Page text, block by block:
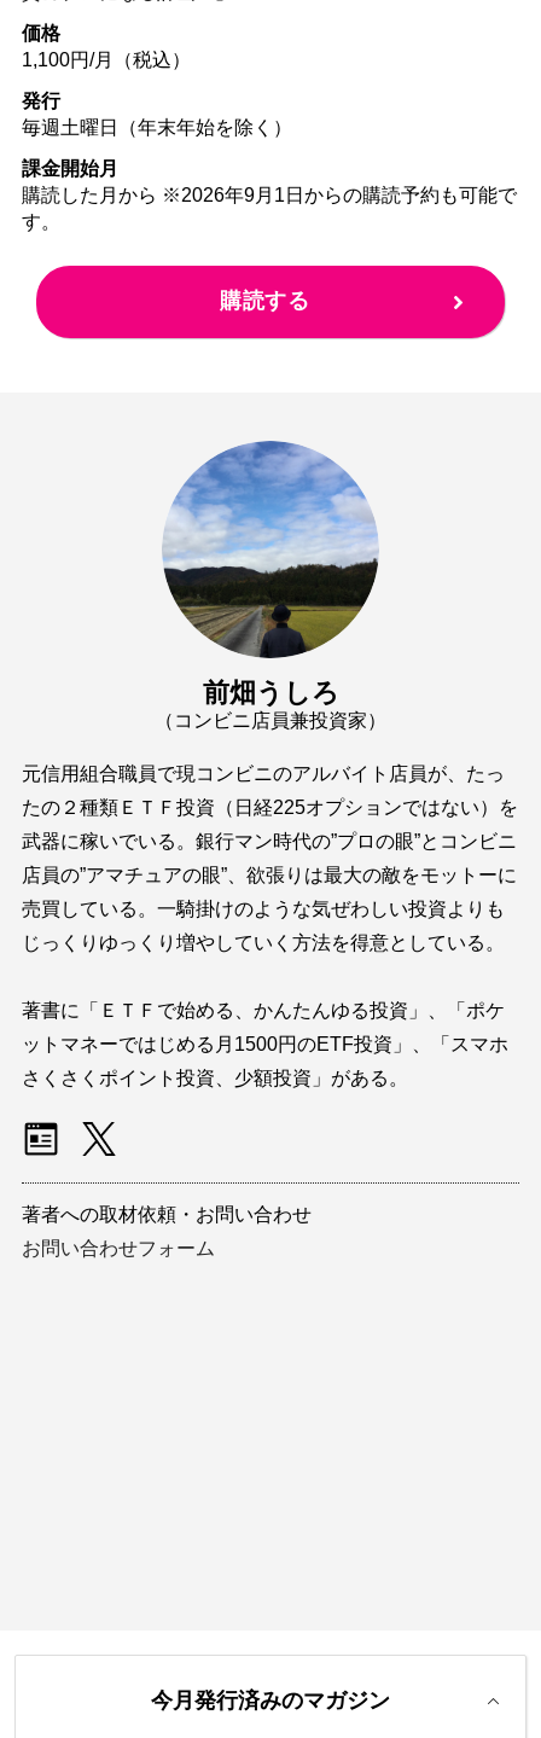
価格
1,100円/月（税込）
発行
毎週土曜日（年末年始を除く）
課金開始月
購読した月から ※2026年9月1日からの購読予約も可能で
す。
購読する
前畑うしろ
（コンビニ店員兼投資家）
元信用組合職員で現コンビニのアルバイト店員が、たっ
たの２種類ＥＴＦ投資（日経225オプションではない）を
武器に稼いでいる。銀行マン時代の”プロの眼”とコンビニ
店員の”アマチュアの眼”、欲張りは最大の敵をモットーに
売買している。一騎掛けのような気ぜわしい投資よりも
じっくりゆっくり増やしていく方法を得意としている。
著書に「ＥＴＦで始める、かんたんゆる投資」、「ポケ
ットマネーではじめる月1500円のETF投資」、「スマホ
さくさくポイント投資、少額投資」がある。
著者への取材依頼・お問い合わせ
お問い合わせフォーム
今月発行済みのマガジン